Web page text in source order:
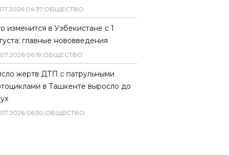
07.2026 04:37,ОБЩЕСТВО
изменится в Узбекистане с 1
главные нововведения
07.2026 06:19,ОБЩЕСТВО
жертв ДТП с патрульными
в Ташкенте выросло до
07.2026 06:50,ОБЩЕСТВО